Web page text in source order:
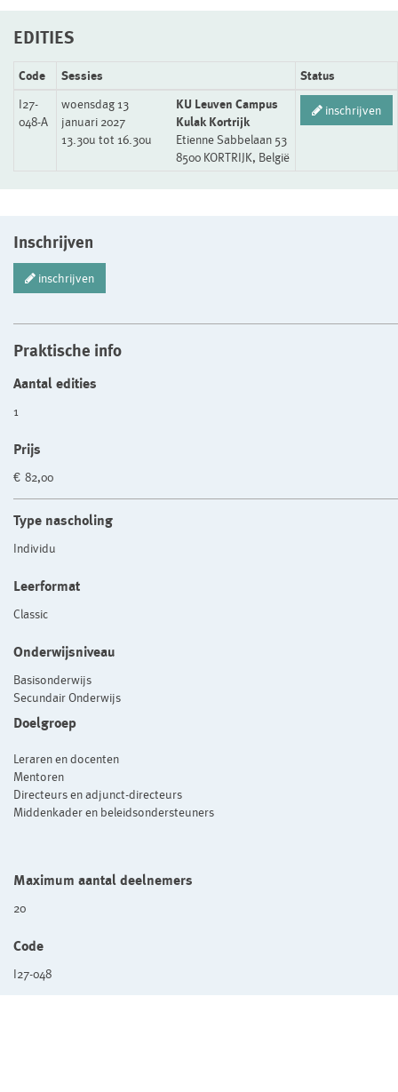
EDITIES
Code Sessies
Status
I27-
048-A
woensdag 13
januari 2027
13.30u tot 16.30u
KU Leuven Campus
Kulak Kortrijk
Etienne Sabbelaan 53
8500 KORTRIJK, België
inschrijven
Inschrijven
inschrijven
Praktische info
Aantal edities
1
Prijs
€ 82,00
Type nascholing
Individu
Leerformat
Classic
Onderwijsniveau
Basisonderwijs
Secundair Onderwijs
Doelgroep
Leraren en docenten
Mentoren
Directeurs en adjunct-directeurs
Middenkader en beleidsondersteuners
Maximum aantal deelnemers
20
Code
I27-048